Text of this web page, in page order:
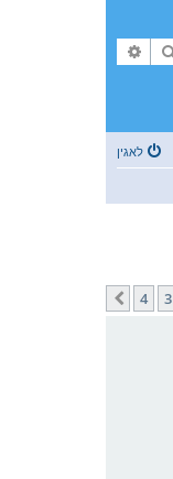
זוך
לאגין
3
4
קומענדיגע